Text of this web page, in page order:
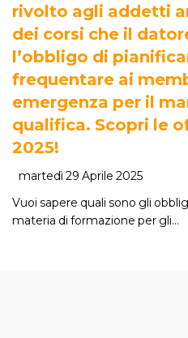
rivolto agli addetti
dei corsi che il
l’obbligo di
frequentare ai
emergenza per il
qualifica. Scopri le
2025!
martedì 29 Aprile 2025
Vuoi sapere quali sono gli
materia di formazione per gli…